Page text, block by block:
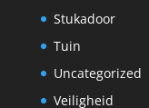
Stukadoor
Tuin
Uncategorized
Veiligheid